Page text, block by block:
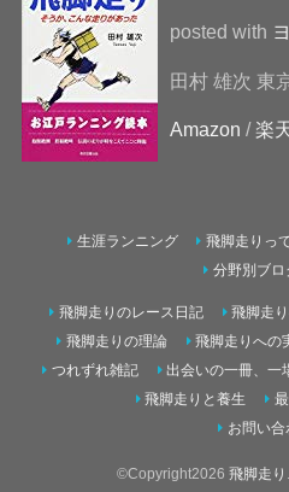
posted with
田村 雄次 東
Amazon /楽
生涯ランニング 飛脚走りっ
分野別ブロ
飛脚走りのレース日記 飛脚走
飛脚走りの理論
飛脚走りへの
つれずれ雑記
出会いの一冊、一
飛脚走りと養生
お問い合
©Copyright2026 飛脚走り